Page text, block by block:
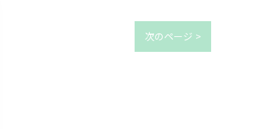
次のページ >